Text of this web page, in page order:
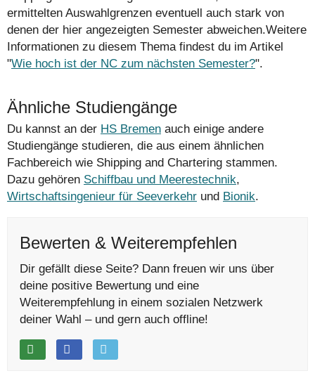
ermittelten Auswahlgrenzen eventuell auch stark von
denen der hier angezeigten Semester abweichen.Weitere
Informationen zu diesem Thema findest du im Artikel
"Wie hoch ist der NC zum nächsten Semester?".
Ähnliche Studiengänge
Du kannst an der HS Bremen auch einige andere
Studiengänge studieren, die aus einem ähnlichen
Fachbereich wie Shipping and Chartering stammen.
Dazu gehören Schiffbau und Meerestechnik,
Wirtschaftsingenieur für Seeverkehr und Bionik.
Bewerten & Weiterempfehlen
Dir gefällt diese Seite? Dann freuen wir uns über
deine positive Bewertung und eine
Weiterempfehlung in einem sozialen Netzwerk
deiner Wahl – und gern auch offline!